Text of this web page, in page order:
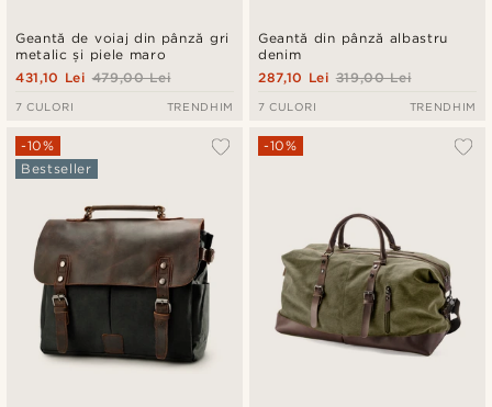
Geantă de voiaj din pânză gri
metalic și piele maro
479,00 Lei
431,10 Lei
7 CULORI TRENDHIM
Geantă din pânză albastru
denim
319,00 Lei
287,10 Lei
7 CULORI TRENDHIM
-10%
Bestseller
-10%